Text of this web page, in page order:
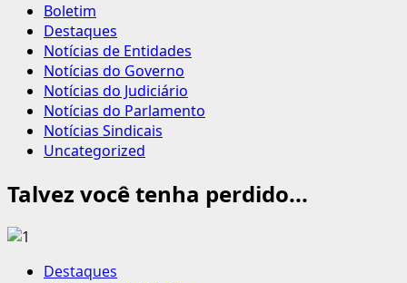
Boletim
Destaques
Notícias de Entidades
Notícias do Governo
Notícias do Judiciário
Notícias do Parlamento
Notícias Sindicais
Uncategorized
Talvez você tenha perdido...
Destaques